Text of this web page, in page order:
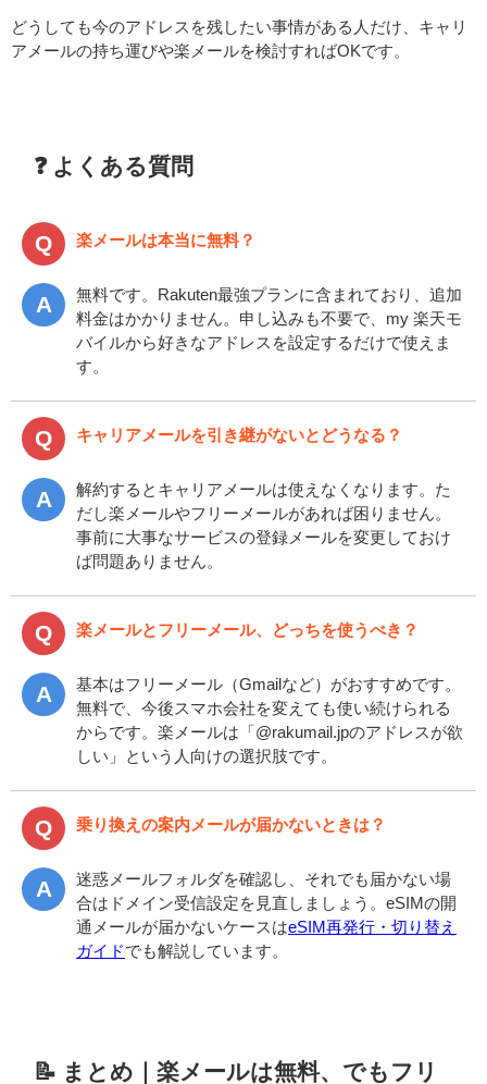
どうしても今のアドレスを残したい事情がある人だけ、キャリ
アメールの持ち運びや楽メールを検討すればOKです。
❓ よくある質問
楽メールは本当に無料？
無料です。Rakuten最強プランに含まれており、追加
料金はかかりません。申し込みも不要で、my 楽天モ
バイルから好きなアドレスを設定するだけで使えま
す。
キャリアメールを引き継がないとどうなる？
解約するとキャリアメールは使えなくなります。た
だし楽メールやフリーメールがあれば困りません。
事前に大事なサービスの登録メールを変更しておけ
ば問題ありません。
楽メールとフリーメール、どっちを使うべき？
基本はフリーメール（Gmailなど）がおすすめです。
無料で、今後スマホ会社を変えても使い続けられる
からです。楽メールは「@rakumail.jpのアドレスが欲
しい」という人向けの選択肢です。
乗り換えの案内メールが届かないときは？
迷惑メールフォルダを確認し、それでも届かない場
合はドメイン受信設定を見直しましょう。eSIMの開
通メールが届かないケースはeSIM再発行・切り替え
ガイド でも解説しています。
📝 まとめ｜楽メールは無料、でもフリ